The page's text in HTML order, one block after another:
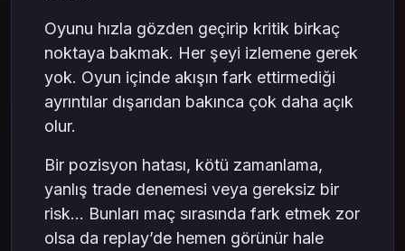
Oyunu hızla gözden geçirip kritik birkaç
noktaya bakmak. Her şeyi izlemene gerek
yok. Oyun içinde akışın fark ettirmediği
ayrıntılar dışarıdan bakınca çok daha açık
olur.
Bir pozisyon hatası, kötü zamanlama,
yanlış trade denemesi veya gereksiz bir
risk… Bunları maç sırasında fark etmek zor
olsa da replay’de hemen görünür hale